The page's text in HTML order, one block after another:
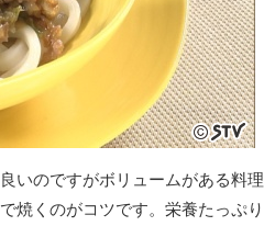
いのですがボリュームがある料理
焼くのがコツです。栄養たっぷり